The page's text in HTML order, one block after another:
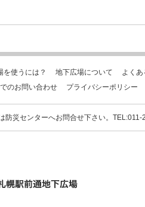
を使うには？ 地下広場について
よく
のお問い合わせ プライバシーポリシー
防災センターへお問合せ下さい。